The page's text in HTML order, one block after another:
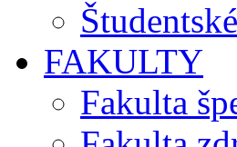
FAKULTY
Fakulta